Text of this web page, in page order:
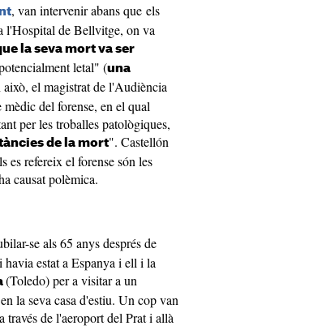
, van intervenir abans que els
l'Hospital de Bellvitge, on va
la seva mort va ser
letal" (una
això, el magistrat de l'Audiència
del forense, en el qual
per les troballes patològiques,
de la mort". Castellón
es refereix el forense són les
causat polèmica.
se als 65 anys després de
estat a Espanya i ell i la
(Toledo) per a visitar a un
la seva casa d'estiu. Un cop van
través de l'aeroport del Prat i allà